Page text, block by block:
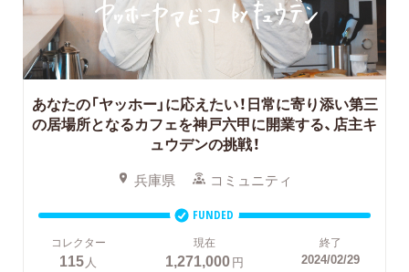
あなたの「ヤッホー」に応えたい！日常に寄り添い第三
の居場所となるカフェを神戸六甲に開業する、店主キ
ュウデンの挑戦！
兵庫県 コミュニティ
FUNDED
コレクター
115 人
現在
1,271,000円
終了
2024/02/29